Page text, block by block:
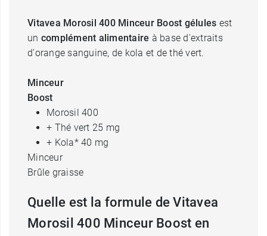
Vitavea Morosil 400 Minceur Boost gélules est
un complément alimentaire à base d'extraits
d'orange sanguine, de kola et de thé vert.
Minceur
Boost
Morosil 400
+ Thé vert 25 mg
+ Kola* 40 mg
Minceur
Brûle graisse
Quelle est la formule de Vitavea
Morosil 400 Minceur Boost en